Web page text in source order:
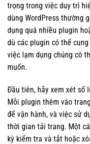
trọng trong việc duy trì
dùng WordPress thường
dụng quá nhiều plugin
dù các plugin có thể
việc lạm dụng chúng có
muốn.
Đầu tiên, hãy xem xét số
Mỗi plugin thêm vào
để vận hành, và việc sử
thời gian tải trang. Một
kỳ kiểm tra và tắt hoặc